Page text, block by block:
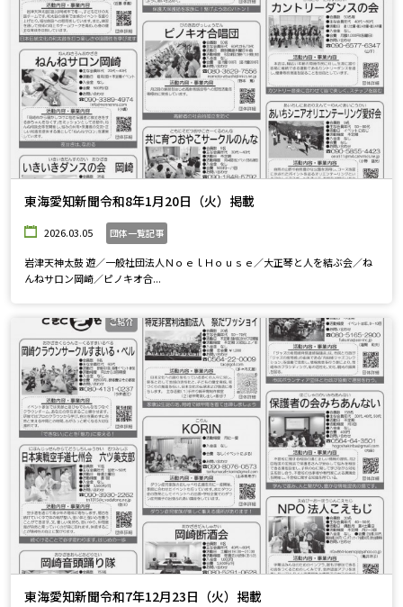
東海愛知新聞令和8年1月20日（火）掲載
2026.03.05 団体一覧記事
岩津天神太鼓 遊／一般社団法人ＮｏｅｌＨｏｕｓｅ／大正琴と人を結ぶ会／ね
んねサロン岡崎／ピノキオ合...
東海愛知新聞令和7年12月23日（火）掲載